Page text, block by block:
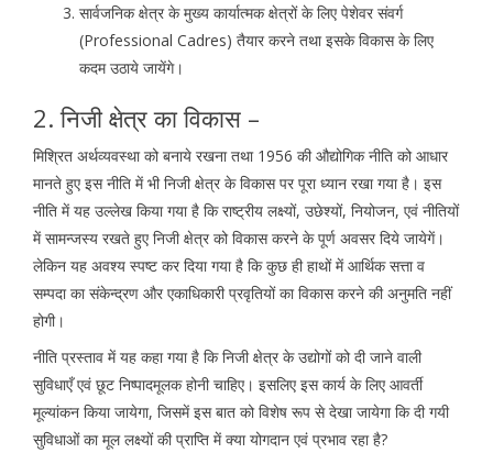
सार्वजनिक क्षेत्र के मुख्य कार्यात्मक क्षेत्रों के लिए पेशेवर संवर्ग
(Professional Cadres) तैयार करने तथा इसके विकास के लिए
कदम उठाये जायेंगे।
2. निजी क्षेत्र का विकास –
मिश्रित अर्थव्यवस्था को बनाये रखना तथा 1956 की औद्योगिक नीति को आधार
मानते हुए इस नीति में भी निजी क्षेत्र के विकास पर पूरा ध्यान रखा गया है। इस
नीति में यह उल्लेख किया गया है कि राष्ट्रीय लक्ष्यों, उछेश्यों, नियोजन, एवं नीतियों
में सामन्जस्य रखते हुए निजी क्षेत्र को विकास करने के पूर्ण अवसर दिये जायेगें।
लेकिन यह अवश्य स्पष्ट कर दिया गया है कि कुछ ही हाथों में आर्थिक सत्ता व
सम्पदा का संकेन्द्रण और एकाधिकारी प्रवृतियों का विकास करने की अनुमति नहीं
होगी।
नीति प्रस्ताव में यह कहा गया है कि निजी क्षेत्र के उद्योगों को दी जाने वाली
सुविधाएँ एवं छूट निष्पादमूलक होनी चाहिए। इसलिए इस कार्य के लिए आवर्ती
मूल्यांकन किया जायेगा, जिसमें इस बात को विशेष रूप से देखा जायेगा कि दी गयी
सुविधाओं का मूल लक्ष्यों की प्राप्ति में क्या योगदान एवं प्रभाव रहा है?